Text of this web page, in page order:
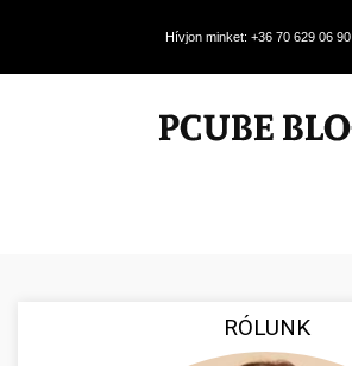
Hívjon minket: +36 70 629 06 90
RÓLUNK